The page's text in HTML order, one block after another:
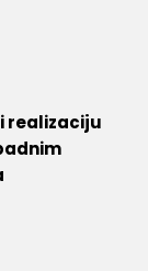
realizaciju